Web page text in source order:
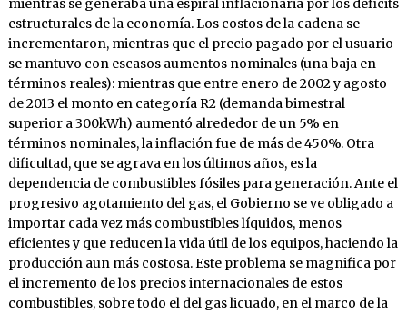
mientras se generaba una espiral inflacionaria por los déficits
estructurales de la economía. Los costos de la cadena se
incrementaron, mientras que el precio pagado por el usuario
se mantuvo con escasos aumentos nominales (una baja en
términos reales): mientras que entre enero de 2002 y agosto
de 2013 el monto en categoría R2 (demanda bimestral
superior a 300kWh) aumentó alrededor de un 5% en
términos nominales, la inflación fue de más de 450%. Otra
dificultad, que se agrava en los últimos años, es la
dependencia de combustibles fósiles para generación. Ante el
progresivo agotamiento del gas, el Gobierno se ve obligado a
importar cada vez más combustibles líquidos, menos
eficientes y que reducen la vida útil de los equipos, haciendo la
producción aun más costosa. Este problema se magnifica por
el incremento de los precios internacionales de estos
combustibles, sobre todo el del gas licuado, en el marco de la